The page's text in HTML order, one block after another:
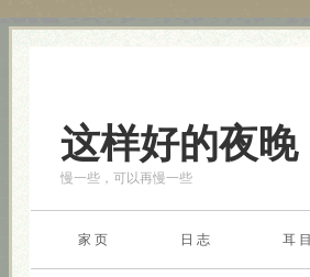
这样好的夜晚
慢一些，可以再慢一些
家 页 日 志 耳 目